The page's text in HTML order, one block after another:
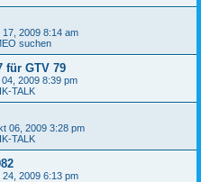
17, 2009 8:14 am
suchen
für GTV 79
04, 2009 8:39 pm
TALK
06, 2009 3:28 pm
TALK
24, 2009 6:13 pm